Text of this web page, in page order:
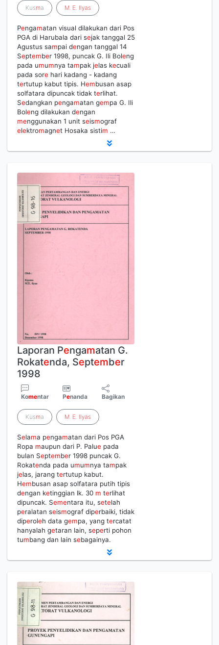
Kusma M. E. Ilyas
Pengamatan visual dilakukan dari Pos
PGA di Harubala dari sejak tanggal 25
Agustus sampai dengan tanggal 14
September 1998, puncak G. Ili Boleng
pada umumnya tampak jelas kecuali
pada sore hari kadang - kadang
tertutup kabut tipis. Hembusan asap
solfatara dipuncak tidak terlihat.
Sedangkan pengamatan gempa G. Ili
Boleng dilakukan dengan
menggunakan 1 unit seismograf
elektromagnet Hosaka sistim …
Laporan Pengamatan G.
Rokatenda, September
1998
Komentar Penanda Bagikan
Kusma M. E. Ilyas
Selama pengamatan dari Pos PGA
Ropa maupun dari P. Palue pada
bulan September 1998 puncak G.
Rokatenda pada umumnya tampak
jelas, jarang tertutup kabut.
Hembusan asap solfatara putih tipis
dengan ketinggian lk. 30 m terlihat
dipuncak. Sementara itu, setelah
peralatan seismograf diperbaiki, tidak
diperoleh data gempa, yang tercatat
hanyalah getaran lain, seperti pohon
tumbang dan lain sebagainya.